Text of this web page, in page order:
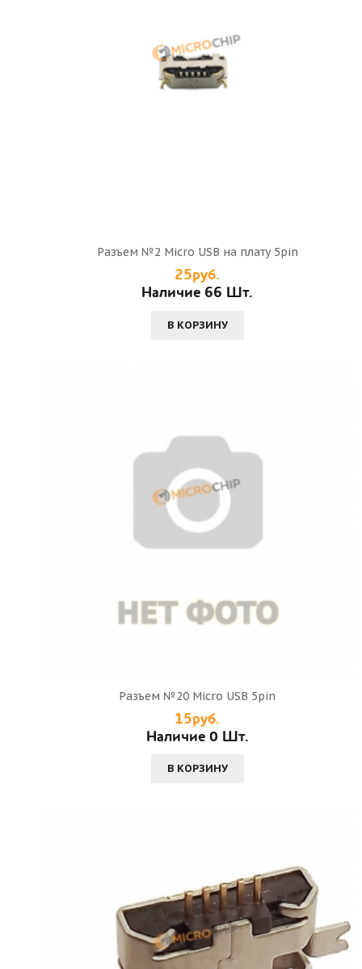
Разъем №2 Micro USB на плату 5pin
25руб.
Наличие 66 Шт.
В КОРЗИНУ
Разъем №20 Micro USB 5pin
15руб.
Наличие 0 Шт.
В КОРЗИНУ